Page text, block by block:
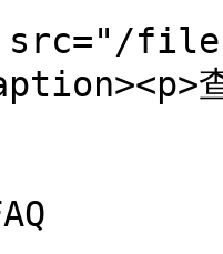
files/